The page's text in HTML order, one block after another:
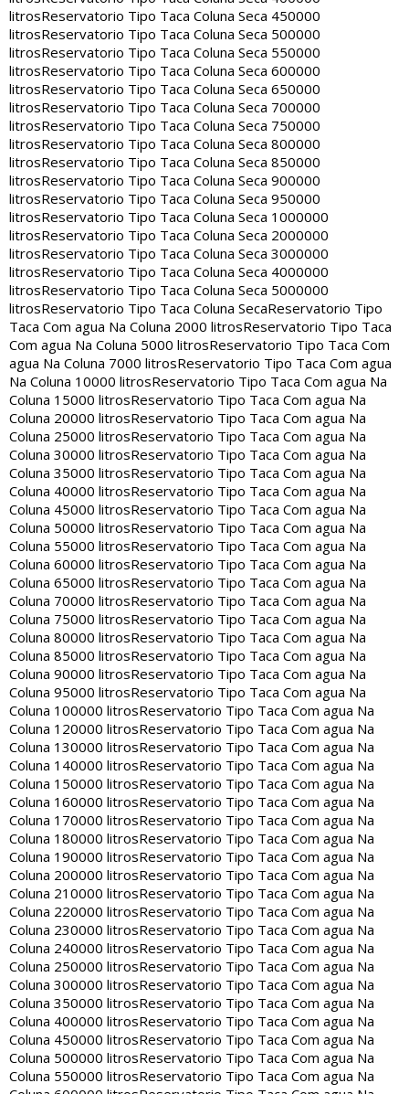
litrosReservatorio Tipo Taca Coluna Seca 450000
litrosReservatorio Tipo Taca Coluna Seca 500000
litrosReservatorio Tipo Taca Coluna Seca 550000
litrosReservatorio Tipo Taca Coluna Seca 600000
litrosReservatorio Tipo Taca Coluna Seca 650000
litrosReservatorio Tipo Taca Coluna Seca 700000
litrosReservatorio Tipo Taca Coluna Seca 750000
litrosReservatorio Tipo Taca Coluna Seca 800000
litrosReservatorio Tipo Taca Coluna Seca 850000
litrosReservatorio Tipo Taca Coluna Seca 900000
litrosReservatorio Tipo Taca Coluna Seca 950000
litrosReservatorio Tipo Taca Coluna Seca 1000000
litrosReservatorio Tipo Taca Coluna Seca 2000000
litrosReservatorio Tipo Taca Coluna Seca 3000000
litrosReservatorio Tipo Taca Coluna Seca 4000000
litrosReservatorio Tipo Taca Coluna Seca 5000000
litrosReservatorio Tipo Taca Coluna SecaReservatorio Tipo
Taca Com agua Na Coluna 2000 litrosReservatorio Tipo Taca
Com agua Na Coluna 5000 litrosReservatorio Tipo Taca Com
agua Na Coluna 7000 litrosReservatorio Tipo Taca Com agua
Na Coluna 10000 litrosReservatorio Tipo Taca Com agua Na
Coluna 15000 litrosReservatorio Tipo Taca Com agua Na
Coluna 20000 litrosReservatorio Tipo Taca Com agua Na
Coluna 25000 litrosReservatorio Tipo Taca Com agua Na
Coluna 30000 litrosReservatorio Tipo Taca Com agua Na
Coluna 35000 litrosReservatorio Tipo Taca Com agua Na
Coluna 40000 litrosReservatorio Tipo Taca Com agua Na
Coluna 45000 litrosReservatorio Tipo Taca Com agua Na
Coluna 50000 litrosReservatorio Tipo Taca Com agua Na
Coluna 55000 litrosReservatorio Tipo Taca Com agua Na
Coluna 60000 litrosReservatorio Tipo Taca Com agua Na
Coluna 65000 litrosReservatorio Tipo Taca Com agua Na
Coluna 70000 litrosReservatorio Tipo Taca Com agua Na
Coluna 75000 litrosReservatorio Tipo Taca Com agua Na
Coluna 80000 litrosReservatorio Tipo Taca Com agua Na
Coluna 85000 litrosReservatorio Tipo Taca Com agua Na
Coluna 90000 litrosReservatorio Tipo Taca Com agua Na
Coluna 95000 litrosReservatorio Tipo Taca Com agua Na
Coluna 100000 litrosReservatorio Tipo Taca Com agua Na
Coluna 120000 litrosReservatorio Tipo Taca Com agua Na
Coluna 130000 litrosReservatorio Tipo Taca Com agua Na
Coluna 140000 litrosReservatorio Tipo Taca Com agua Na
Coluna 150000 litrosReservatorio Tipo Taca Com agua Na
Coluna 160000 litrosReservatorio Tipo Taca Com agua Na
Coluna 170000 litrosReservatorio Tipo Taca Com agua Na
Coluna 180000 litrosReservatorio Tipo Taca Com agua Na
Coluna 190000 litrosReservatorio Tipo Taca Com agua Na
Coluna 200000 litrosReservatorio Tipo Taca Com agua Na
Coluna 210000 litrosReservatorio Tipo Taca Com agua Na
Coluna 220000 litrosReservatorio Tipo Taca Com agua Na
Coluna 230000 litrosReservatorio Tipo Taca Com agua Na
Coluna 240000 litrosReservatorio Tipo Taca Com agua Na
Coluna 250000 litrosReservatorio Tipo Taca Com agua Na
Coluna 300000 litrosReservatorio Tipo Taca Com agua Na
Coluna 350000 litrosReservatorio Tipo Taca Com agua Na
Coluna 400000 litrosReservatorio Tipo Taca Com agua Na
Coluna 450000 litrosReservatorio Tipo Taca Com agua Na
Coluna 500000 litrosReservatorio Tipo Taca Com agua Na
Coluna 550000 litrosReservatorio Tipo Taca Com agua Na